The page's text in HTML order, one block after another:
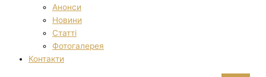
Анонси
Новини
Статті
Фотогалерея
Контакти